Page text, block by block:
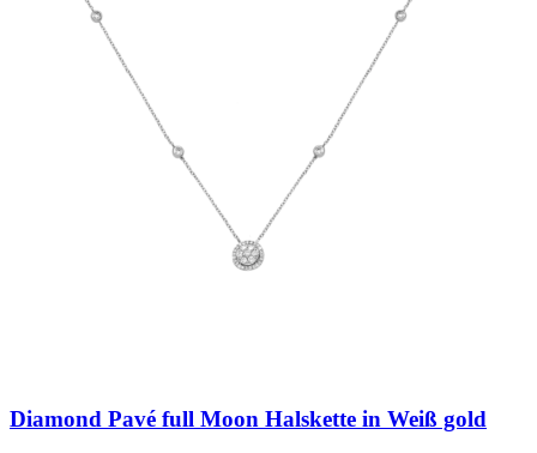
Diamond Pavé full Moon Halskette in Weiß gold